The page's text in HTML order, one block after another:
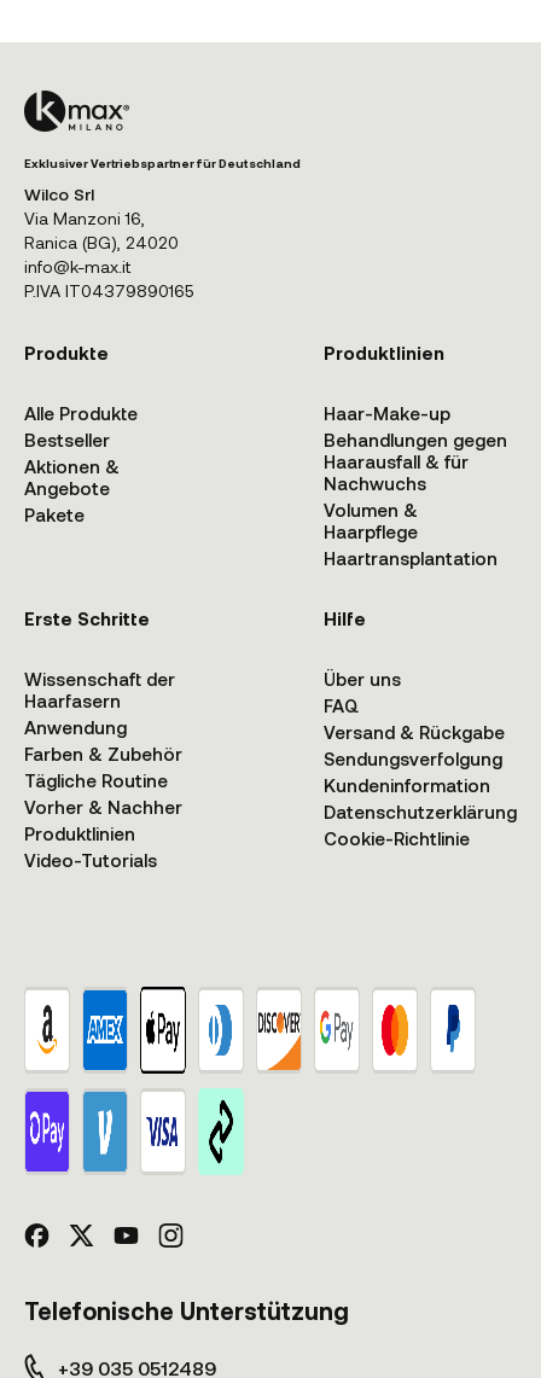
Exklusiver Vertriebspartner für Deutschland
Wilco Srl
Via Manzoni 16,
Ranica (BG), 24020
info@k-max.it
P.IVA IT04379890165
Produkte
Alle Produkte
Bestseller
Aktionen &
Angebote
Pakete
Produktlinien
Haar-Make-up
Behandlungen gegen
Haarausfall & für
Nachwuchs
Volumen &
Haarpflege
Haartransplantation
Erste Schritte
Wissenschaft der
Haarfasern
Anwendung
Farben & Zubehör
Tägliche Routine
Vorher & Nachher
Produktlinien
Video-Tutorials
Hilfe
Über uns
FAQ
Versand & Rückgabe
Sendungsverfolgung
Kundeninformation
Datenschutzerklärung
Cookie-Richtlinie
Telefonische Unterstützung
+39 035 0512489